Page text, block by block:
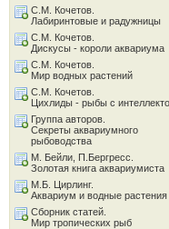
С.М. Кочетов.
Лабиринтовые и радужницы
С.М. Кочетов.
Дискусы - короли аквариума
С.М. Кочетов.
Мир водных растений
С.М. Кочетов.
Цихлиды - рыбы с
Группа авторов.
Секреты аквариумного
рыбоводства
М. Бейли, П.Бергресс.
Золотая книга аквариумиста
М.Б. Цирлинг.
Аквариум и водные растения
Сборник статей.
Мир тропических рыб